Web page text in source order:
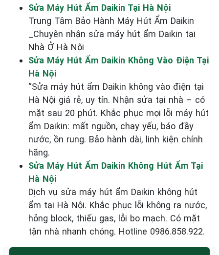
Sửa Máy Hút Ẩm Daikin Tại Hà Nội
Trung Tâm Bảo Hành Máy Hút Ẩm Daikin
_Chuyên nhận sửa máy hút ẩm Daikin tại
Nhà Ở Hà Nội
Sửa Máy Hút Ẩm Daikin Không Vào Điện Tại
Hà Nội
“Sửa máy hút ẩm Daikin không vào điện tại
Hà Nội giá rẻ, uy tín. Nhận sửa tại nhà – có
mặt sau 20 phút. Khắc phục mọi lỗi máy hút
ẩm Daikin: mất nguồn, chạy yếu, báo đầy
nước, ồn rung. Bảo hành dài, linh kiện chính
hãng.
Sửa Máy Hút Ẩm Daikin Không Hút Ẩm Tại
Hà Nội
Dịch vụ sửa máy hút ẩm Daikin không hút
ẩm tại Hà Nội. Khắc phục lỗi không ra nước,
hỏng block, thiếu gas, lỗi bo mạch. Có mặt
tận nhà nhanh chóng. Hotline 0986.858.922.